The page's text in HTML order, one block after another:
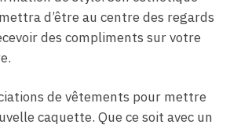
d’être au centre des regards
des compliments sur votre
de vêtements pour mettre
caquette. Que ce soit avec un